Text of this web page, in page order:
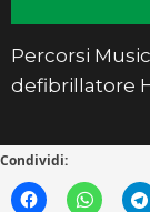
Percorsi
defibrillatore
Condividi: